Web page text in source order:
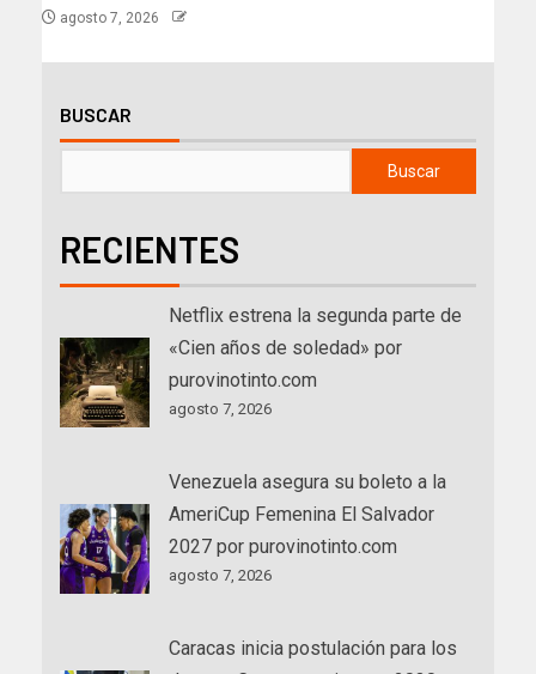
agosto 7, 2026
BUSCAR
Buscar
RECIENTES
Netflix estrena la segunda parte de
«Cien años de soledad» por
purovinotinto.com
agosto 7, 2026
Venezuela asegura su boleto a la
AmeriCup Femenina El Salvador
2027 por purovinotinto.com
agosto 7, 2026
Caracas inicia postulación para los